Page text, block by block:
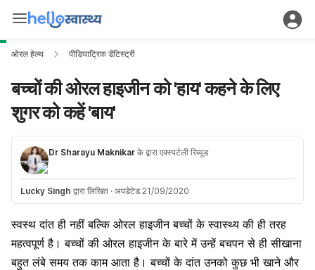
ओरल हेल्थ पीडियाट्रिक डेंटिस्ट्री
बच्चों की ओरल हाइजीन को 'हाय' कहने के लिए
शुगर को कहें 'बाय'
Dr Sharayu Maknikar के द्वारा एक्स्पर्टली रिव्यूड
Lucky Singh द्वारा लिखित · अपडेटेड 21/09/2020
स्वस्थ दांत ही नहीं बल्कि ओरल हाइजीन बच्चों के स्वास्थ्य की ही तरह
महत्वपूर्ण है।बच्चों की ओरल हाइजीन के बारे में उन्हें बचपन से ही सीखाना
बहुत लंबे समय तक काम आता है।बच्चों के दांत उनको कुछ भी खाने और